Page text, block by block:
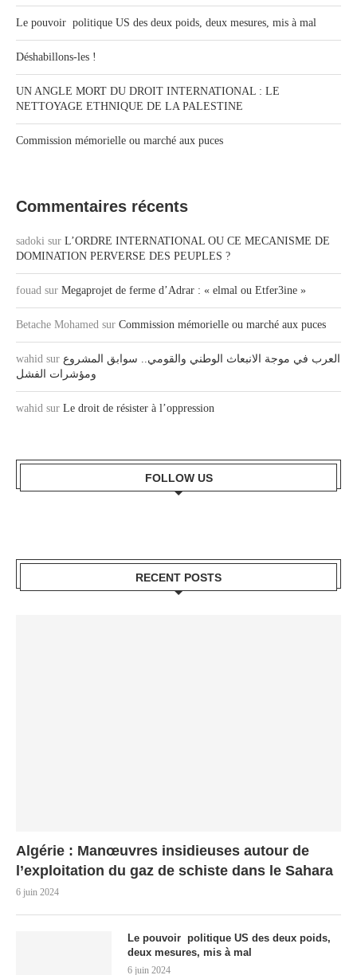
Le pouvoir politique US des deux poids, deux mesures, mis à mal
Déshabillons-les !
UN ANGLE MORT DU DROIT INTERNATIONAL : LE
NETTOYAGE ETHNIQUE DE LA PALESTINE
Commission mémorielle ou marché aux puces
Commentaires récents
sadoki sur L’ORDRE INTERNATIONAL OU CE MECANISME DE
DOMINATION PERVERSE DES PEUPLES ?
fouad sur Megaprojet de ferme d’Adrar : « elmal ou Etfer3ine »
Betache Mohamed sur Commission mémorielle ou marché aux puces
wahid sur العرب في موجة الانبعاث الوطني والقومي.. سوابق المشروع
ومؤشرات الفشل
wahid sur Le droit de résister à l’oppression
FOLLOW US
RECENT POSTS
Algérie : Manœuvres insidieuses autour de
l’exploitation du gaz de schiste dans le Sahara
6 juin 2024
Le pouvoir politique US des deux poids,
deux mesures, mis à mal
6 juin 2024